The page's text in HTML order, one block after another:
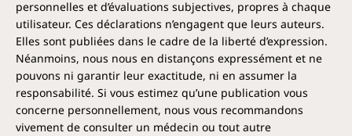
environ dix fois plus que les oranges ou les citrons.
Et sous forme de poudre, elle peut être facilement
mélangée aux aliments et aux boissons.
Spectre d'action*
La vitamine C (acide ascorbique)
personnelles et d’évaluations subjectives, propres à chaque
utilisateur. Ces déclarations n’engagent que leurs auteurs.
Elles sont publiées dans le cadre de la liberté d’expression.
Néanmoins, nous nous en distançons expressément et ne
pouvons ni garantir leur exactitude, ni en assumer la
responsabilité. Si vous estimez qu’une publication vous
concerne personnellement, nous vous recommandons
vivement de consulter un médecin ou tout autre